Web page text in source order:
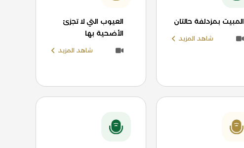
المبيت بمزدلفة حالتان
شاهد المزيد
العيوب التي لا تجزئ
الأضحية بها
شاهد المزيد